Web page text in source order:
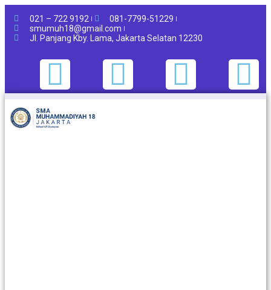
021 – 722 9192
081-7799-51229
smumuh18@gmail.com
Jl. Panjang Kby. Lama, Jakarta Selatan 12230